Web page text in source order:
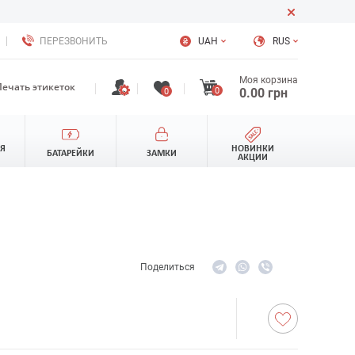
ПЕРЕЗВОНИТЬ UAH RUS
0 0
Моя корзина
0.00 грн
этикеток
БАТАРЕЙКИ ЗАМКИ
НОВИНКИ
АКЦИИ
Поделиться